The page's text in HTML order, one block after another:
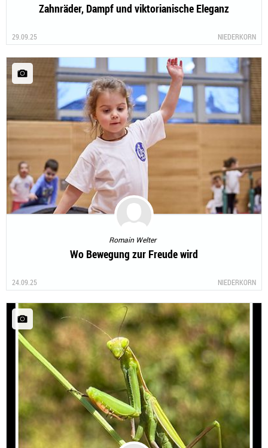
Zahnräder, Dampf und viktorianische Eleganz
29.09.25 NIEDERKORN
Romain Welter
Wo Bewegung zur Freude wird
24.09.25 NIEDERKORN